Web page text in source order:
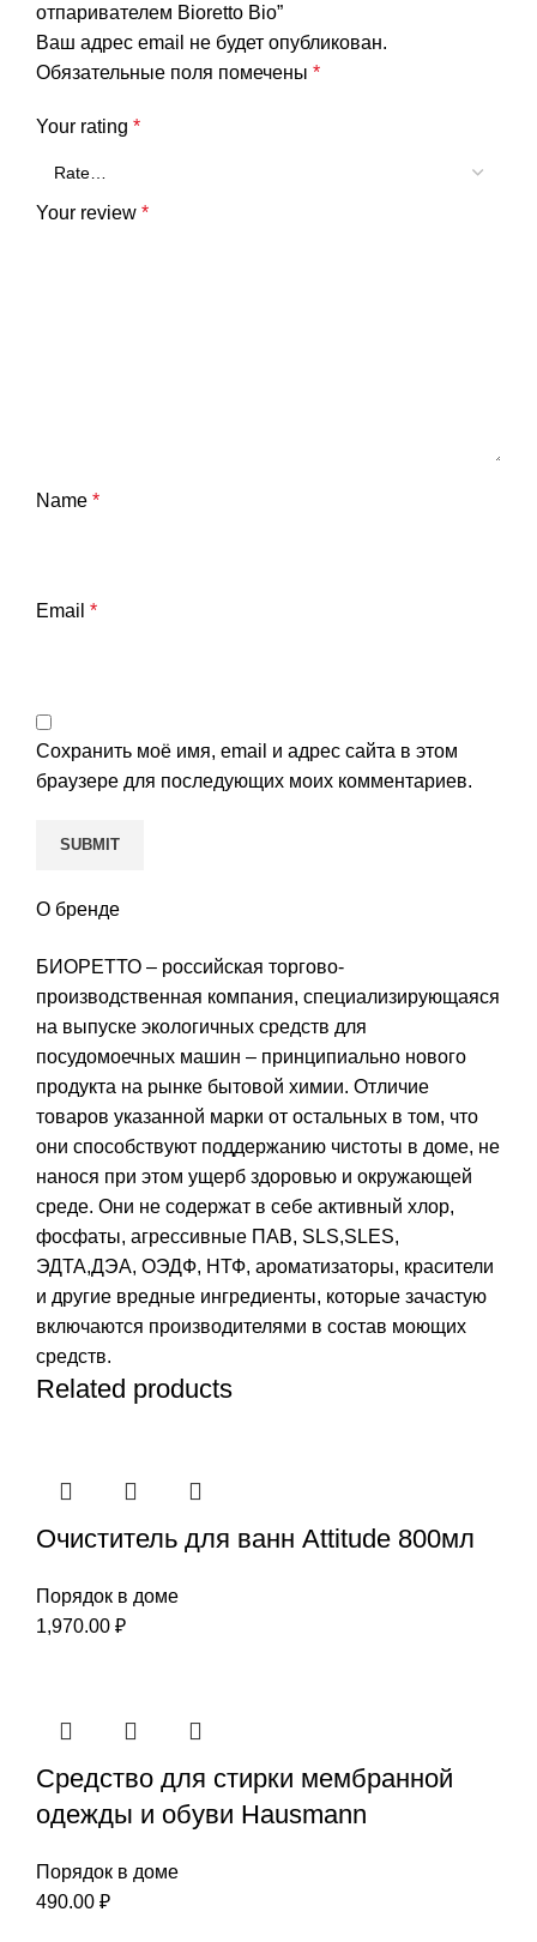
отпаривателем Bioretto Bio”
Ваш адрес email не будет опубликован.
Обязательные поля помечены *
Your rating *
Your review *
Name *
Email *
Сохранить моё имя, email и адрес сайта в этом
браузере для последующих моих комментариев.
О бренде
БИОРЕТТО – российская торгово-
производственная компания, специализирующаяся
на выпуске экологичных средств для
посудомоечных машин – принципиально нового
продукта на рынке бытовой химии. Отличие
товаров указанной марки от остальных в том, что
они способствуют поддержанию чистоты в доме, не
нанося при этом ущерб здоровью и окружающей
среде. Они не содержат в себе активный хлор,
фосфаты, агрессивные ПАВ, SLS,SLES,
ЭДТА,ДЭА, ОЭДФ, НТФ, ароматизаторы, красители
и другие вредные ингредиенты, которые зачастую
включаются производителями в состав моющих
средств.
Related products
Очиститель для ванн Attitude 800мл
Порядок в доме
1,970.00 ₽
Средство для стирки мембранной
одежды и обуви Hausmann
Порядок в доме
490.00 ₽